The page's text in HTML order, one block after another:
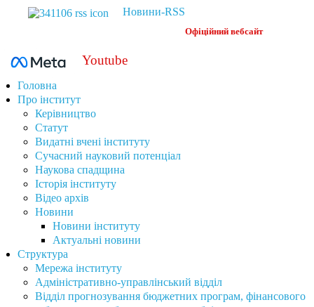
Новини-RSS
Офіційний вебсайт
Youtube
Головна
Про інститут
Керівництво
Статут
Видатні вчені інституту
Сучасний науковий потенціал
Наукова спадщина
Історія інституту
Відео архів
Новини
Новини інституту
Актуальні новини
Структура
Мережа інституту
Адміністративно-управлінський відділ
Відділ прогнозування бюджетних програм, фінансового